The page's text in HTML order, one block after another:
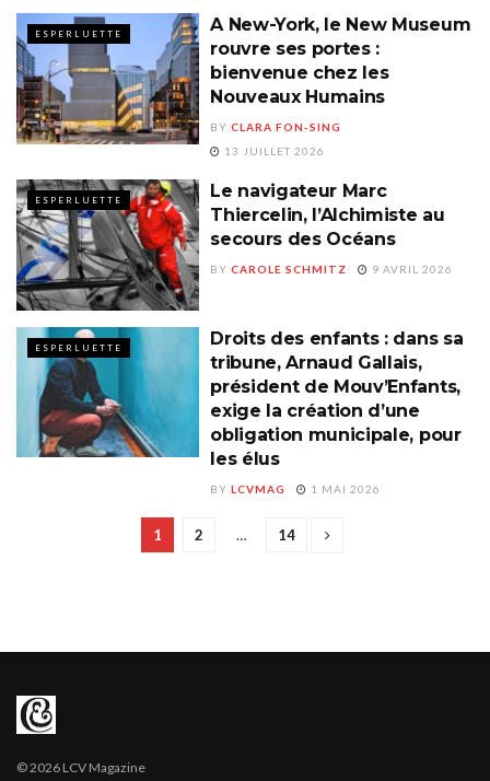
ESPERLUETTE
A New-York, le New Museum
rouvre ses portes :
bienvenue chez les
Nouveaux Humains
BY CLARA FON-SING
13 JUILLET 2026
ESPERLUETTE
Le navigateur Marc
Thiercelin, l’Alchimiste au
secours des Océans
BY CAROLE SCHMITZ 9 AVRIL 2026
ESPERLUETTE
Droits des enfants : dans sa
tribune, Arnaud Gallais,
président de Mouv’Enfants,
exige la création d’une
obligation municipale, pour
les élus
BY LCVMAG 1 MAI 2026
1 2 … 14
© 2026 LCV Magazine